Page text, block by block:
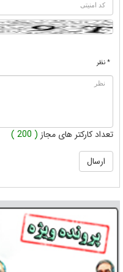
* نظر
تعداد کارکتر های مجاز ( 200 )